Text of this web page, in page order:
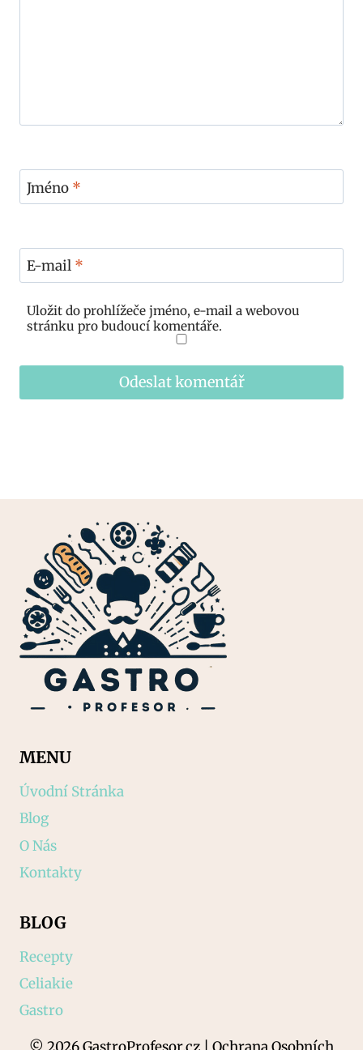
Jméno *
E-mail *
Uložit do prohlížeče jméno, e-mail a webovou
stránku pro budoucí komentáře.
MENU
Úvodní Stránka
Blog
O Nás
Kontakty
BLOG
Recepty
Celiakie
Gastro